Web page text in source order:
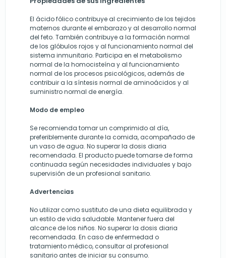
El ácido fólico contribuye al crecimiento de los tejidos
maternos durante el embarazo y al desarrollo normal
del feto. También contribuye a la formación normal
de los glóbulos rojos y al funcionamiento normal del
sistema inmunitario. Participa en el metabolismo
normal de la homocisteína y al funcionamiento
normal de los procesos psicológicos, además de
contribuir a la síntesis normal de aminoácidos y al
suministro normal de energía.
Modo de empleo
Se recomienda tomar un comprimido al día,
preferiblemente durante la comida, acompañado de
un vaso de agua. No superar la dosis diaria
recomendada. El producto puede tomarse de forma
continuada según necesidades individuales y bajo
supervisión de un profesional sanitario.
Advertencias
No utilizar como sustituto de una dieta equilibrada y
un estilo de vida saludable. Mantener fuera del
alcance de los niños. No superar la dosis diaria
recomendada. En caso de enfermedad o
tratamiento médico, consultar al profesional
sanitario antes de iniciar su consumo.